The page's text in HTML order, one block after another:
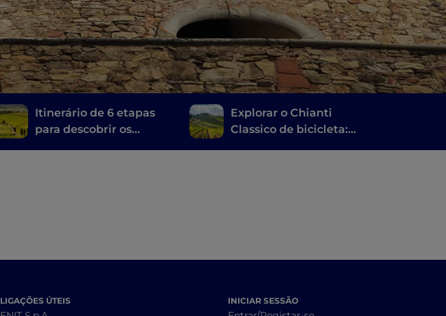
Itinerário de 6 etapas
para descobrir os
Explorar o Chianti
Classico de bicicleta:
LIGAÇÕES ÚTEIS INICIAR SESSÃO